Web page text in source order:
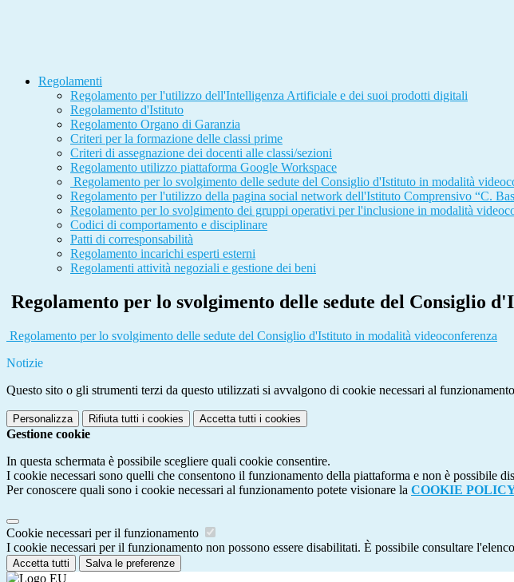
Regolamenti
Regolamento per l'utilizzo dell'Intelligenza Artificiale e dei suoi prodotti digitali
Regolamento d'Istituto
Regolamento Organo di Garanzia
Criteri per la formazione delle classi prime
Criteri di assegnazione dei docenti alle classi/sezioni
Regolamento utilizzo piattaforma Google Workspace
Regolamento per lo svolgimento delle sedute del Consiglio d'Istituto in modalità
Regolamento per l'utilizzo della pagina social network dell'Istituto Comprensivo “C.
Regolamento per lo svolgimento dei gruppi operativi per l'inclusione in modalità
Codici di comportamento e disciplinare
Patti di corresponsabilità
Regolamento incarichi esperti esterni
Regolamenti attività negoziali e gestione dei beni
Regolamento per lo svolgimento delle sedute del Consiglio
Regolamento per lo svolgimento delle sedute del Consiglio d'Istituto in modalità videoconferenza
Notizie
Questo sito o gli strumenti terzi da questo utilizzati si avvalgono di cookie necessari al
Personalizza Rifiuta tutti i cookies Accetta tutti i cookies
Gestione cookie
In questa schermata è possibile scegliere quali cookie consentire.
I cookie necessari sono quelli che consentono il funzionamento della piattaforma e non è possibile
Per conoscere quali sono i cookie necessari al funzionamento potete visionare la COOKIE
Cookie necessari per il funzionamento
I cookie necessari per il funzionamento non possono essere disabilitati. È possibile consultare
Accetta tutti Salva le preferenze